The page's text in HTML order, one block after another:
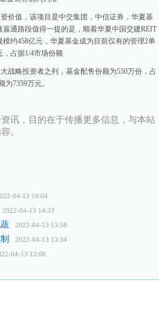
价值，该项目是中交集团，中信证券，华夏基
通路段值得一提的是，顺着华夏中国交建REIT
约458亿元，华夏基金成为目前仅有的管理2单
，占据1/4市场份额
战略投资者之列，基金配售份额为550万份，占
7359万元。
讯，目的在于传播更多信息，与本站
。
04-13 16:04
2022-04-13 14:33
2022-04-13 13:58
2022-04-13 13:34
04-13 12:06